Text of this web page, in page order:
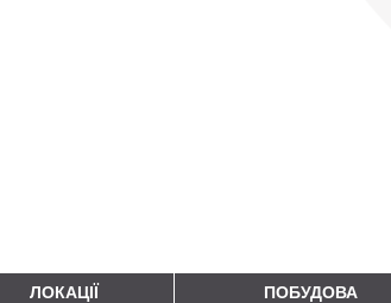
ЛОКАЦІЇ ПОБУДОВА